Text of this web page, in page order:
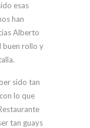
esas
han
Alberto
buen rollo y
sido tan
lo que
tan guays